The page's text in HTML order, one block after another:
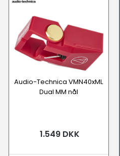
Audio-Technica VMN40xML
Dual MM nål
1.549 DKK